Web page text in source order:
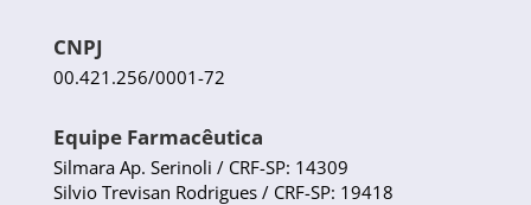
CNPJ
00.421.256/0001-72
Equipe Farmacêutica
Silmara Ap. Serinoli / CRF-SP: 14309
Silvio Trevisan Rodrigues / CRF-SP: 19418